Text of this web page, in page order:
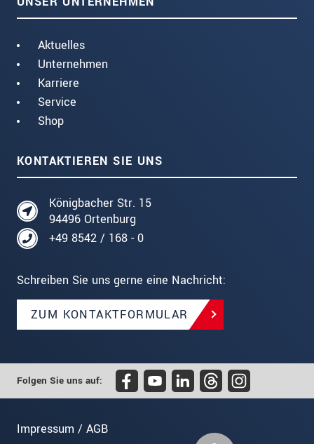
Aktuelles
Unternehmen
Karriere
Service
Shop
KONTAKTIEREN SIE UNS
Königbacher Str. 15
94496 Ortenburg
+49 8542 / 168 - 0
Schreiben Sie uns gerne eine Nachricht:
ZUM KONTAKTFORMULAR
Folgen Sie uns auf:
Impressum / AGB